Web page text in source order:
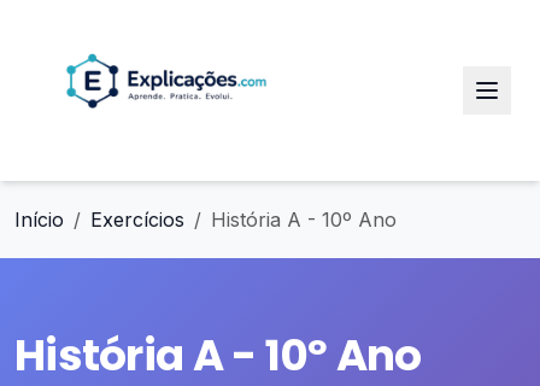
Início Exercícios História A - 10º Ano
História A - 10º Ano